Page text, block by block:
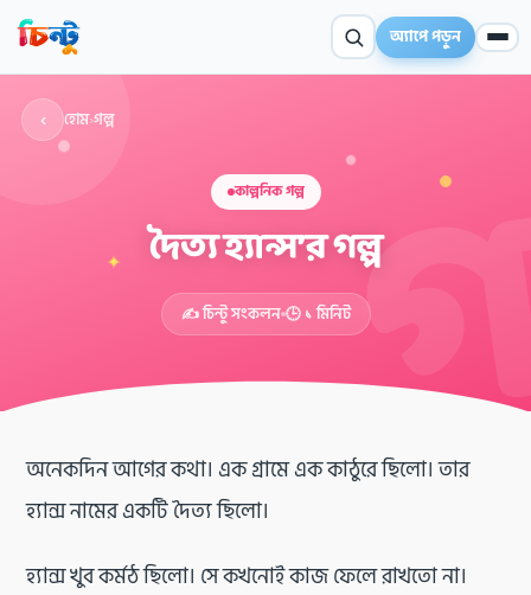
অ্যাপে পড়ুন
✦
‹ হোম›গল্প
কাল্পনিক গল্প
দৈত্য হ্যান্স’র গল্প
✍️ চিন্টু সংকলন 🕒 ১ মিনিট
অনেকদিন আগের কথা। এক গ্রামে এক কাঠুরে ছিলো। তার
হ্যান্স নামের একটি দৈত্য ছিলো।
হ্যান্স খুব কর্মঠ ছিলো। সে কখনোই কাজ ফেলে রাখতো না।